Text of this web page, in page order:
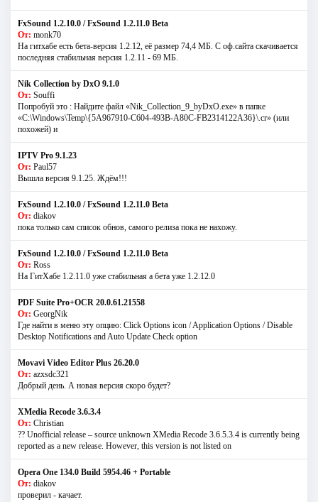
FxSound 1.2.10.0 / FxSound 1.2.11.0 Beta
От: monk70
На гитхабе есть бета-версия 1.2.12, её размер 74,4 МБ. С оф.сайта скачивается
последняя стабильная версия 1.2.11 - 69 МБ.
Nik Collection by DxO 9.1.0
От: Souffi
Попробуй это : Найдите файл «Nik_Collection_9_byDxO.exe» в папке
«C:\Windows\Temp\{5A967910-C604-493B-A80C-FB2314122A36}\.cr» (или
похожей) и
IPTV Pro 9.1.23
От: Paul57
Вышла версия 9.1.25. Ждём!!!
FxSound 1.2.10.0 / FxSound 1.2.11.0 Beta
От: diakov
пока только сам список обнов, самого релиза пока не нахожу.
FxSound 1.2.10.0 / FxSound 1.2.11.0 Beta
От: Ross
На ГитХабе 1.2.11.0 уже стабильная а бета уже 1.2.12.0
PDF Suite Pro+OCR 20.0.61.21558
От: GeorgNik
Где найти в меню эту опцию: Click Options icon / Application Options / Disable
Desktop Notifications and Auto Update Check option
Movavi Video Editor Plus 26.20.0
От: azxsdc321
Добрый день. А новая версия скоро будет?
XMedia Recode 3.6.3.4
От: Christian
?? Unofficial release – source unknown XMedia Recode 3.6.5.3.4 is currently being
reported as a new release. However, this version is not listed on
Opera One 134.0 Build 5954.46 + Portable
От: diakov
проверил - качает.